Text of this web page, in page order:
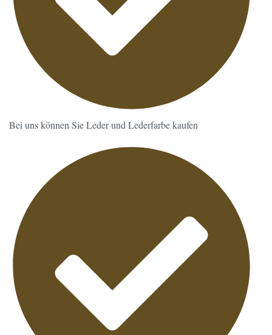
Bei uns können Sie Leder und Lederfarbe kaufen